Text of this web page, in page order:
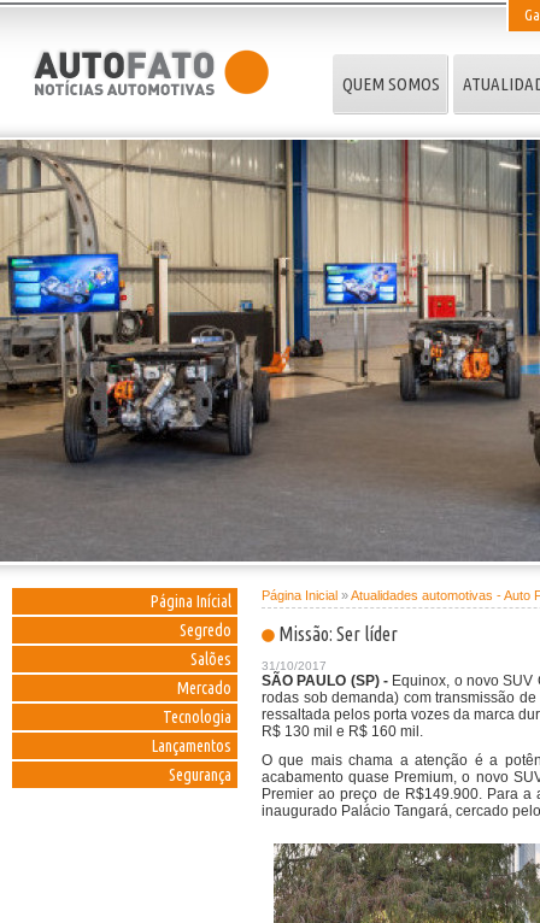
QUEM SOMOS
Página Inícial
Segredo
Salões
Mercado
Tecnologia
Lançamentos
Segurança
Página Inicial »Atualidades automotivas - Auto
Missão: Ser líder
31/10/2017
SÃO PAULO (SP) - Equinox, o novo SUV
rodas sob demanda) com transmissão
ressaltada pelos porta vozes da marca
R$ 130 mil e R$ 160 mil.
O que mais chama a atenção é a
acabamento quase Premium, o novo
Premier ao preço de R$149.900. Para
inaugurado Palácio Tangará, cercado